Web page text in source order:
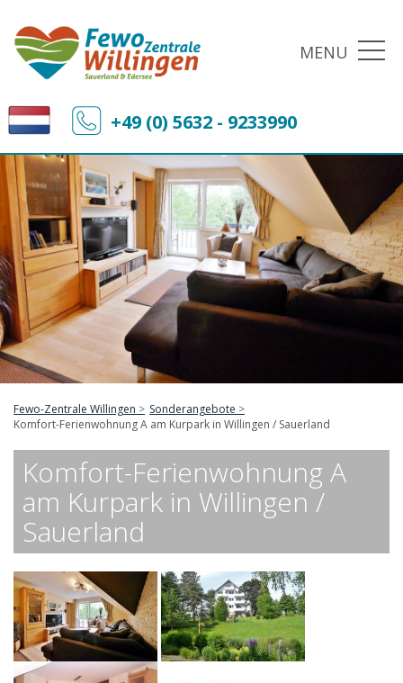
MENU
+49 (0) 5632 - 9233990
Fewo-Zentrale Willingen
Sonderangebote
Komfort-Ferienwohnung A am Kurpark in Willingen / Sauerland
Komfort-Ferienwohnung A
am Kurpark in Willingen /
Sauerland